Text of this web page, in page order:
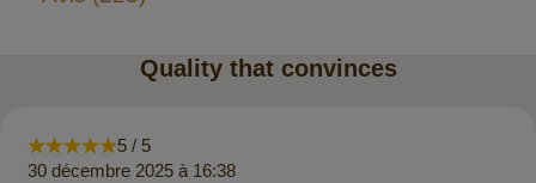
Quality that convinces
5 / 5
30 décembre 2025 à 16:38